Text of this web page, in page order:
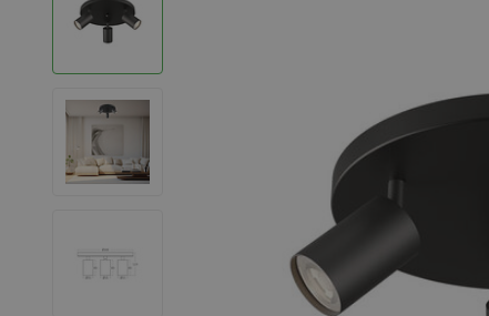
LED High Bay lampen
Decoratieve verlichting
LED Noodverlichting
Mega Sale